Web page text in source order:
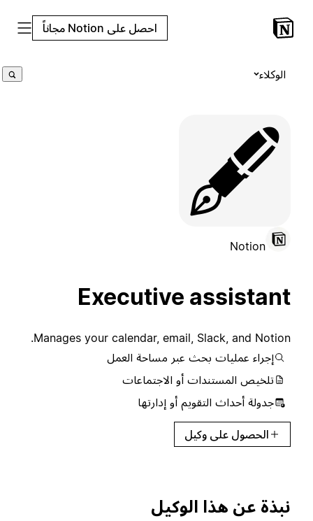
احصل على Notion مجاناً
الوكلاء
🖋️
Notion
Executive assistant
Manages your calendar, email, Slack, and Notion.
إجراء عمليات بحث عبر مساحة العمل
تلخيص المستندات أو الاجتماعات
جدولة أحداث التقويم أو إدارتها
الحصول على وكيل
نبذة عن هذا الوكيل